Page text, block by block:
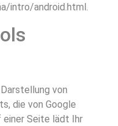
intro/android.html
von
die von Google
Seite lädt Ihr